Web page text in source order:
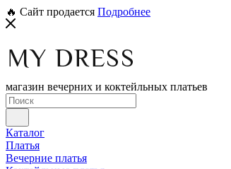
🔥 Сайт продается Подробнее
магазин вечерних и коктейльных платьев
Каталог
Платья
Вечерние платья